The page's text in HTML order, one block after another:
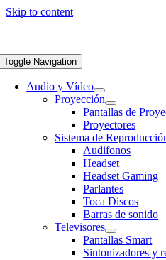
Skip to content
Toggle Navigation
Audio y Vídeo
Proyección
Pantallas de
Proyectores
Sistema de
Audifonos
Headset
Headset Gaming
Parlantes
Toca Discos
Barras de sonido
Televisores
Pantallas Smart
Sintonizadores y